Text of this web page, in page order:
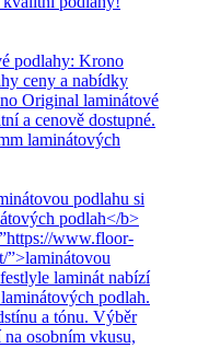
podlahy: Krono
ceny a nabídky
Original laminátové
a cenově dostupné.
laminátových
podlahu si
podlah</b>
www.floor-
”>laminátovou
laminát nabízí
podlah.
a tónu. Výběr
osobním vkusu,